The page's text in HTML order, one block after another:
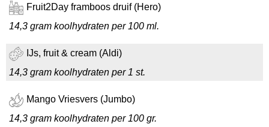
Fruit2Day framboos druif (Hero)
14,3 gram koolhydraten per 100 ml.
IJs, fruit & cream (Aldi)
14,3 gram koolhydraten per 1 st.
Mango Vriesvers (Jumbo)
14,3 gram koolhydraten per 100 gr.